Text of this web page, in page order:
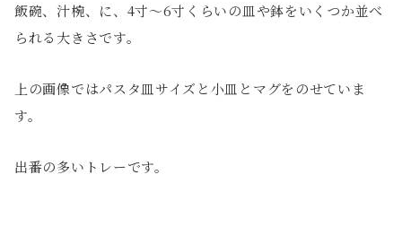
飯碗、汁椀、に、4寸〜6寸くらいの皿や鉢をいくつか並べ
られる大きさです。
上の画像ではパスタ皿サイズと小皿とマグをのせていま
す。
出番の多いトレーです。